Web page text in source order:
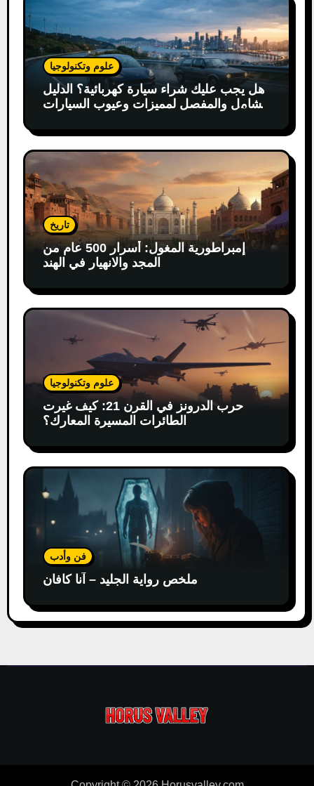
علوم وتكنولوجيا
هل يجب عليك شراء سيارة كهربائية؟ الدليل
الشامل والمفصل لمميزات وعيوب السيارات
تاريخ
إمبراطورية المغول: أسرار 500 عام من
المجد والانهيار في الهند
علوم وتكنولوجيا
حرب الدرونز في القرن 21: كيف غيرت
الطائرات المسيرة المعارك؟
فن وأدب
ملخص رواية الجليد – آنا كافان